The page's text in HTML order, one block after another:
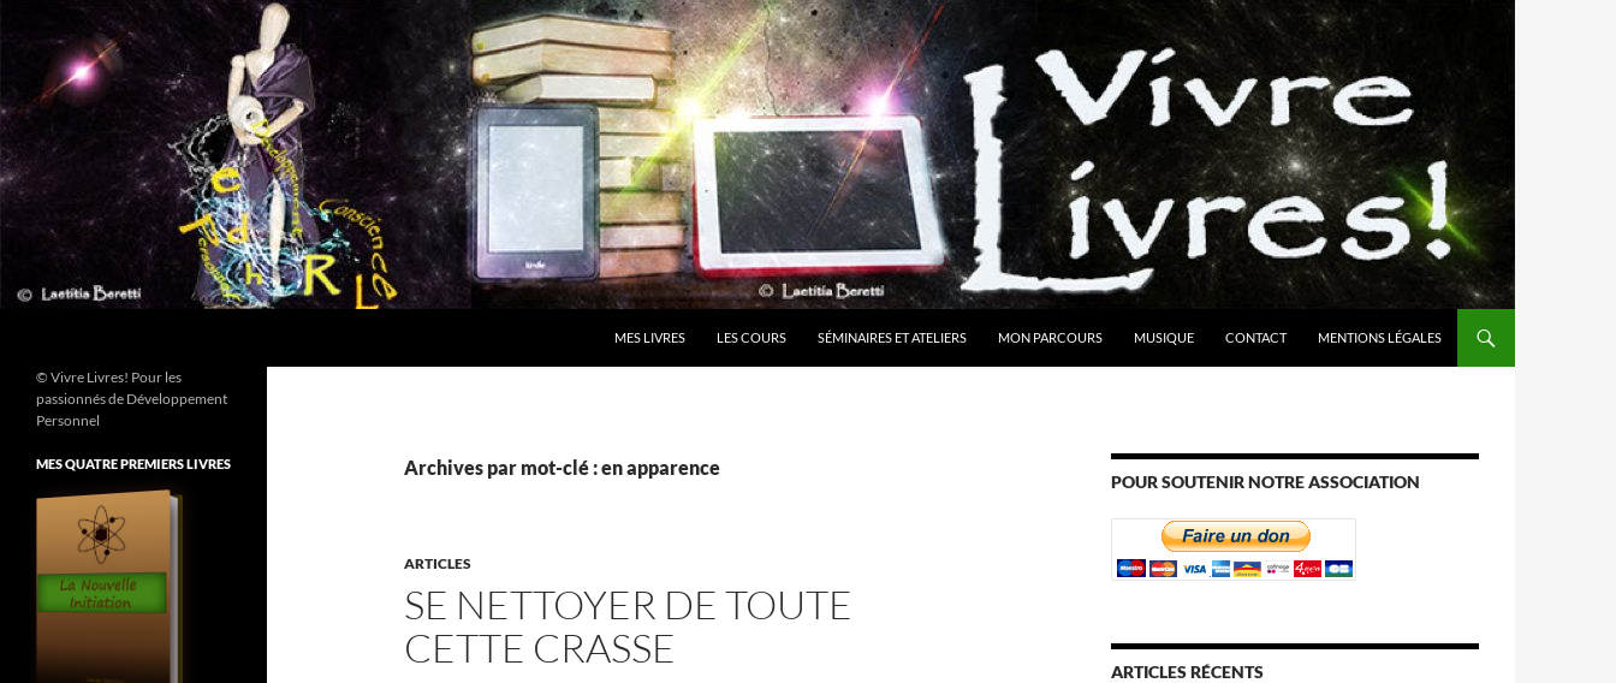
contenu
MES LIVRES LES COURS SÉMINAIRES ET ATELIERS MON PARCOURS MUSIQUE CONTACT MENTIONS LÉGALES
Archives par mot-clé : en apparence
ARTICLES
SE NETTOYER DE TOUTE
CETTE CRASSE
POUR SOUTENIR NOTRE ASSOCIATION
ARTICLES RÉCENTS
© Vivre Livres! Pour les
passionnés de Développement
Personnel
MES QUATRE PREMIERS LIVRES